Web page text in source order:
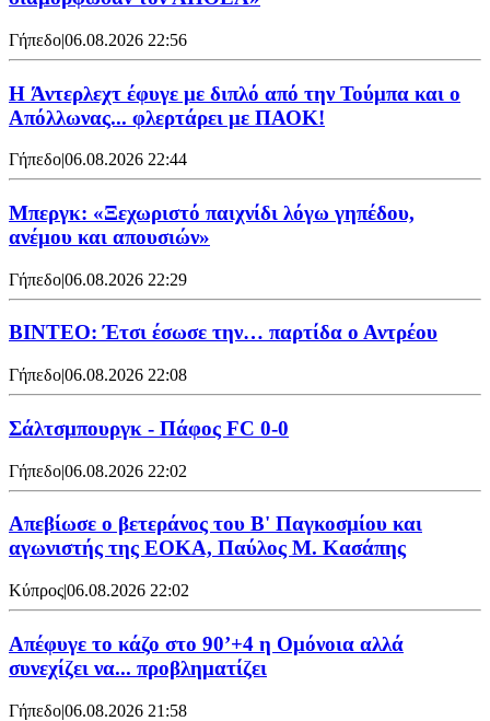
Γήπεδο|06.08.2026 22:56
H Άντερλεχτ έφυγε με διπλό από την Τούμπα και ο
Απόλλωνας... φλερτάρει με ΠΑΟΚ!
Γήπεδο|06.08.2026 22:44
Μπεργκ: «Ξεχωριστό παιχνίδι λόγω γηπέδου,
ανέμου και απουσιών»
Γήπεδο|06.08.2026 22:29
ΒΙΝΤΕΟ: Έτσι έσωσε την… παρτίδα ο Αντρέου
Γήπεδο|06.08.2026 22:08
Σάλτσμπουργκ - Πάφος FC 0-0
Γήπεδο|06.08.2026 22:02
Απεβίωσε ο βετεράνος του Β' Παγκοσμίου και
αγωνιστής της ΕΟΚΑ, Παύλος Μ. Κασάπης
Κύπρος|06.08.2026 22:02
Απέφυγε το κάζο στο 90’+4 η Ομόνοια αλλά
συνεχίζει να... προβληματίζει
Γήπεδο|06.08.2026 21:58